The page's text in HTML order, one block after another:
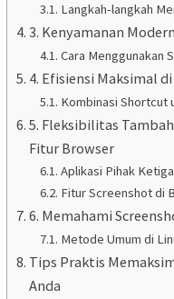
Langkah-langkah
3. Kenyamanan
Cara Menggunakan
4. Efisiensi Maksimal
Kombinasi Shortcut
5. Fleksibilitas
Fitur Browser
Aplikasi Pihak
Fitur Screenshot di
6. Memahami
Metode Umum di
Tips Praktis
Anda